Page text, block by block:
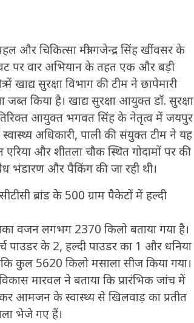
और चिकित्सा मंत्री गजेन्द्र सिंह खींवसर के
पर वार अभियान के तहत एक और बड़ी
खाद्य सुरक्षा विभाग की टीम ने छापेमारी
किया है। खाद्य सुरक्षा आयुक्त डॉ. सुरक्षा
आयुक्त भगवत सिंह के नेतृत्व में जयपुर
अधिकारी, पाली की संयुक्त टीम ने यह
एरिया और शीतला चौक स्थित गोदामों पर की
भंडारण और पैकिंग की जा रही थी।
ब्रांड के 500 ग्राम पैकेटों में हल्दी
वजन लगभग 2370 किलो बताया गया है।
पाउडर के 2, हल्दी पाउडर का 1 और धनिया
कुल 5620 किलो मसाला सीज किया गया।
मारवल ने बताया कि प्रारंभिक जांच में
कर आमजन के स्वास्थ्य से खिलवाड़ का प्रतीत
भेजे गए हैं।